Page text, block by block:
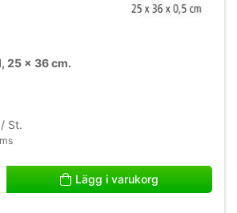
25 x 36 cm.
/ St.
Lägg i varukorg